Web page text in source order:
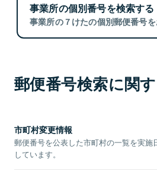
事業所の個別番号を検索する
事業所の７けたの個別郵便番号を
郵便番号検索に関
市町村変更情報
郵便番号を公表した市町村の一覧を実施
しています。